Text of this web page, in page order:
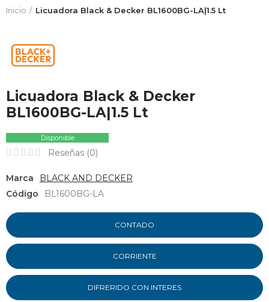
Inicio Licuadora Black & Decker BL1600BG-LA|1.5 Lt
Licuadora Black & Decker
BL1600BG-LA|1.5 Lt
Disponible
Reseñas (0)
Marca
BLACK AND DECKER
Código
BL1600BG-LA
CONTADO
CORRIENTE
DIFRERIDO CON INTERES